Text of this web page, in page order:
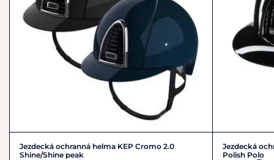
Certifikace ISO 9001:2015.
Jezdecká ochranná helma KEP Cromo 2.0
Shine/Shine peak
Jezdecká
Polish Polo